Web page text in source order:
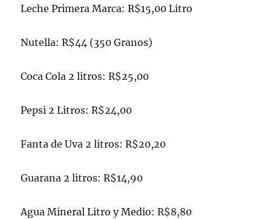
Leche Primera Marca: R$15,00 Litro
Nutella: R$44 (350 Granos)
Coca Cola 2 litros: R$25,00
Pepsi 2 Litros: R$24,00
Fanta de Uva 2 litros: R$20,20
Guarana 2 litros: R$14,90
Agua Mineral Litro y Medio: R$8,80